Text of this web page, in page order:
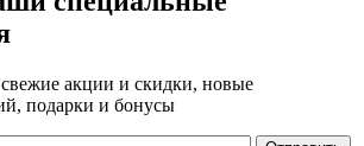
акции и скидки, новые
подарки и бонусы